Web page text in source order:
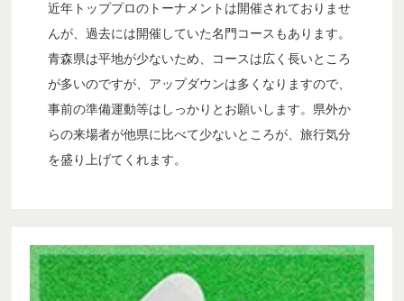
近年トッププロのトーナメントは開催されておりませ
んが、過去には開催していた名門コースもあります。
青森県は平地が少ないため、コースは広く長いところ
が多いのですが、アップダウンは多くなりますので、
事前の準備運動等はしっかりとお願いします。県外か
らの来場者が他県に比べて少ないところが、旅行気分
を盛り上げてくれます。